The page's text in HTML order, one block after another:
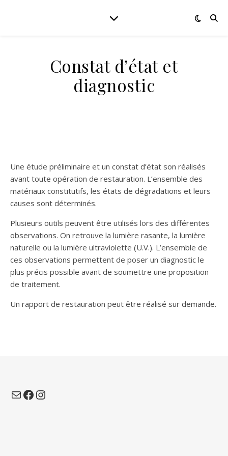
Constat d’état et
diagnostic
Une étude préliminaire et un constat d’état son réalisés
avant toute opération de restauration. L’ensemble des
matériaux constitutifs, les états de dégradations et leurs
causes sont déterminés.
Plusieurs outils peuvent être utilisés lors des différentes
observations. On retrouve la lumière rasante, la lumière
naturelle ou la lumière ultraviolette (U.V.). L’ensemble de
ces observations permettent de poser un diagnostic le
plus précis possible avant de soumettre une proposition
de traitement.
Un rapport de restauration peut être réalisé sur demande.
E-mail
Facebook
Instagram